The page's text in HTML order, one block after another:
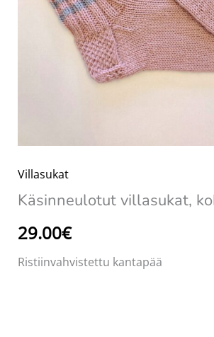
Villasukat
Käsinneulotut villasukat,
29.00€
Ristiinvahvistettu kantapää